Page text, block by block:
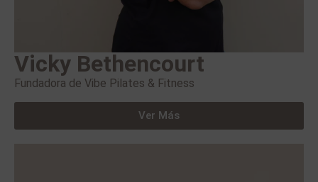
Vicky Bethencourt
Fundadora de Vibe Pilates & Fitness
Ver Más